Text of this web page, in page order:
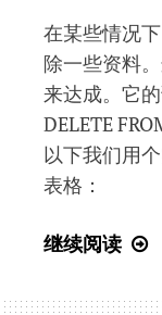
在某些情况
除一些资料
来达成。它的
DELETE
以下我们用
表格：
继续阅读